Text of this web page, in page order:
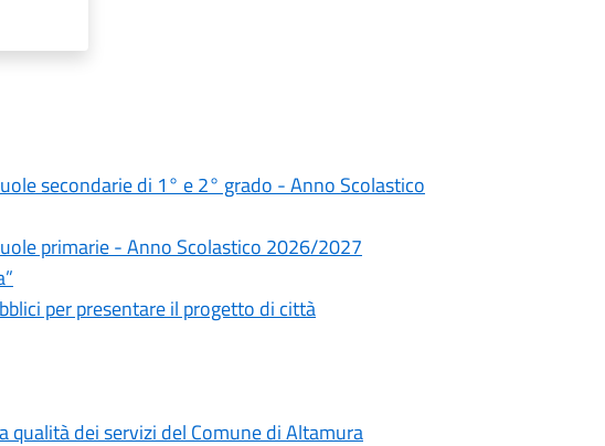
secondarie di 1° e 2° grado - Anno Scolastico
primarie - Anno Scolastico 2026/2027
per presentare il progetto di città
dei servizi del Comune di Altamura